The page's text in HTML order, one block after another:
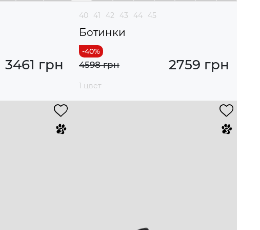
3461 грн
40 41 42 43 44 45
Ботинки
2759 грн
4598 грн
1 цвет